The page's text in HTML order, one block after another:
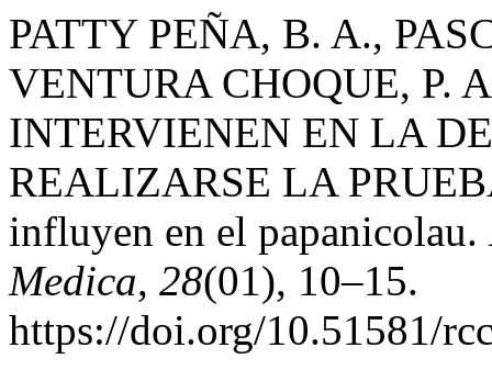
PATTY PEÑA, B. A.,
VENTURA CHOQUE, P.
INTERVIENEN EN LA
REALIZARSE LA
influyen en el papanicolau.
Medica, 28(01), 10–15.
https://doi.org/10.51581/